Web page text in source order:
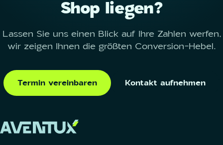
Shop liegen?
Lassen Sie uns einen Blick auf Ihre Zahlen werfen,
wir zeigen Ihnen die größten Conversion-Hebel.
Termin vereinbaren Kontakt aufnehmen